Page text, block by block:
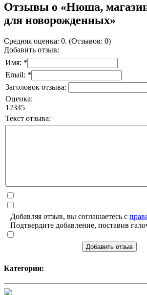
Отзывы о «Нюша,
для новорожденных»
Средняя оценка: 0. (Отзывов: 0)
Добавить отзыв:
Имя: *
Email: *
Заголовок отзыва:
Оценка:
1 2345
Текст отзыва:
Добавляя отзыв, вы соглашаетесь с
Подтвердите добавление, поставив
Добавить отзыв
Категории: